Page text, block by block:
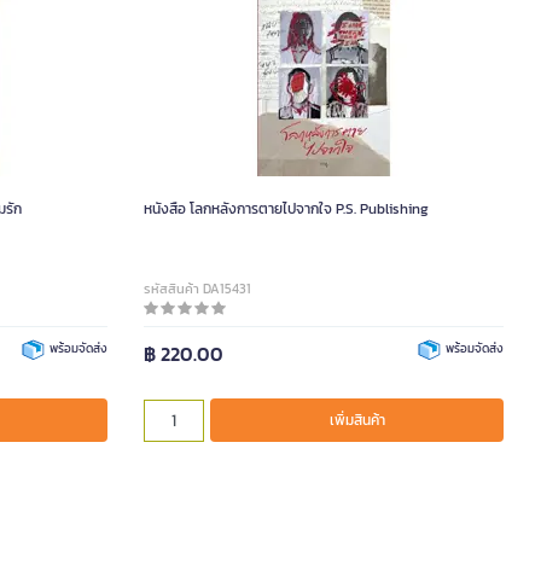
รัก
พร้อมจัดส่ง
หนังสือ โลกหลังการตายไปจากใจ P.S. Publishing
รหัสสินค้า DA15431
฿ 220.00 พร้อมจัดส่ง
เพิ่มสินค้า